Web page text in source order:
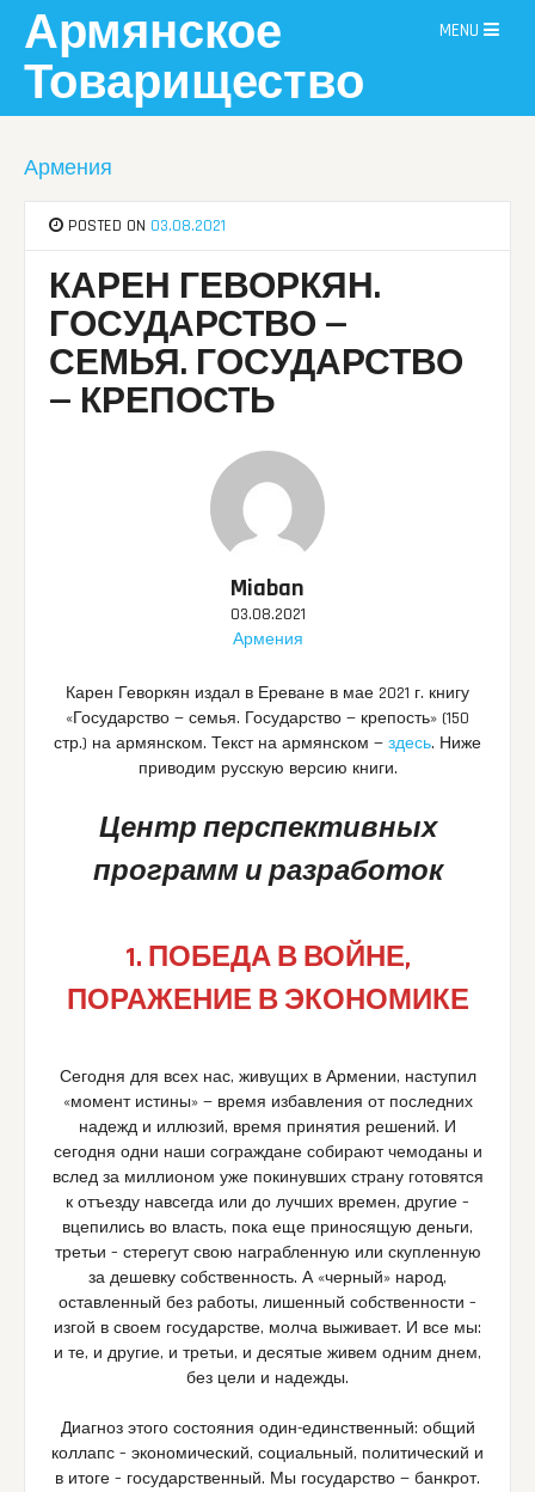
content
Армянское
Товарищество
MENU
Армения
POSTED ON 03.08.2021
КАРЕН ГЕВОРКЯН.
ГОСУДАРСТВО —
СЕМЬЯ. ГОСУДАРСТВО
— КРЕПОСТЬ
Miaban
03.08.2021
Армения
Карен Геворкян издал в Ереване в мае 2021 г. книгу
«Государство — семья. Государство — крепость» (150
стр.) на армянском. Текст на армянском — здесь. Ниже
приводим русскую версию книги.
Центр перспективных
программ и разработок
1. ПОБЕДА В ВОЙНЕ,
ПОРАЖЕНИЕ В ЭКОНОМИКЕ
Сегодня для всех нас, живущих в Армении, наступил
«момент истины» — время избавления от последних
надежд и иллюзий, время принятия решений. И
сегодня одни наши сограждане собирают чемоданы и
вслед за миллионом уже покинувших страну готовятся
к отъезду навсегда или до лучших времен, другие –
вцепились во власть, пока еще приносящую деньги,
третьи – стерегут свою награбленную или скупленную
за дешевку собственность. А «черный» народ,
оставленный без работы, лишенный собственности –
изгой в своем государстве, молча выживает. И все мы:
и те, и другие, и третьи, и десятые живем одним днем,
без цели и надежды.
Диагноз этого состояния один-единственный: общий
коллапс – экономический, социальный, политический и
в итоге – государственный. Мы государство — банкрот.